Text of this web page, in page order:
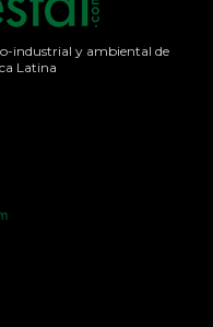
industrial y ambiental de
Latina